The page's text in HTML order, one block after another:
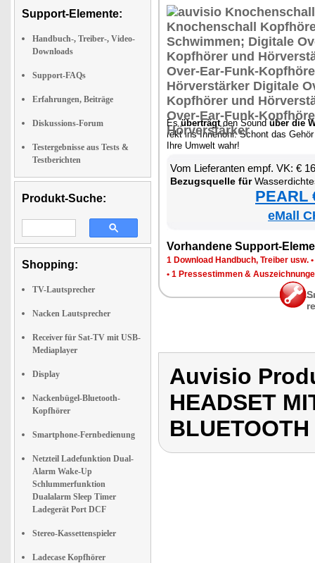
Support-Elemente:
Handbuch-, Treiber-, Video-
Downloads
Support-FAQs
Erfahrungen, Beiträge
Diskussions-Forum
Testergebnisse aus Tests &
Testberichten
Produkt-Suche:
Shopping:
TV-Lautsprecher
Nacken Lautsprecher
Receiver für Sat-TV mit USB-
Mediaplayer
Display
Nackenbügel-Bluetooth-
Kopfhörer
Smartphone-Fernbedienung
Netzteil Ladefunktion Dual-
Alarm Wake-Up
Schlummerfunktion
Dualalarm Sleep Timer
Ladegerät Port DCF
Stereo-Kassettenspieler
Ladecase Kopfhörer
Esüber­trägtden Soundüber die
rekt ins In­nen­ohr. Schont das
Ih­re Um­welt wahr!
Vom Lie­fe­ran­ten empf. VK: €
Be­zugs­quel­le fürWas­ser­dich­tes Head­set
PEARL
eMall
Vor­han­de­ne Sup­port-
1 Down­load Hand­buch, Trei­ber usw. •
• 1 Pres­se­stim­men &
Auvisio
HEADSET
BLUETOOTH